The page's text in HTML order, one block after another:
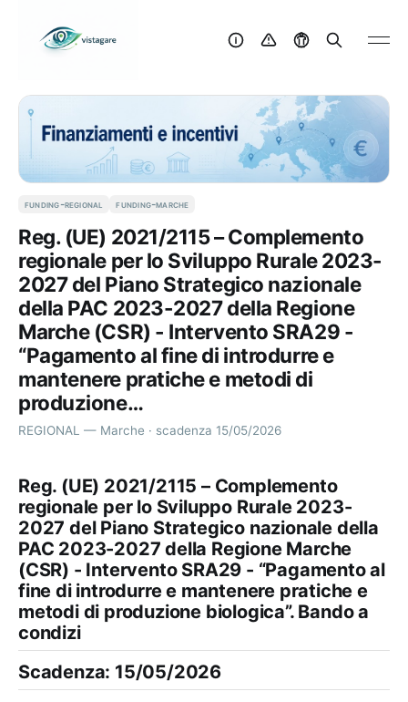
funding-regional funding-marche
Reg. (UE) 2021/2115 – Complemento
regionale per lo Sviluppo Rurale 2023-
2027 del Piano Strategico nazionale
della PAC 2023-2027 della Regione
Marche (CSR) - Intervento SRA29 -
“Pagamento al fine di introdurre e
mantenere pratiche e metodi di
produzione…
REGIONAL — Marche · scadenza 15/05/2026
Reg. (UE) 2021/2115 – Complemento
regionale per lo Sviluppo Rurale 2023-
2027 del Piano Strategico nazionale della
PAC 2023-2027 della Regione Marche
(CSR) - Intervento SRA29 - “Pagamento al
fine di introdurre e mantenere pratiche e
metodi di produzione biologica”. Bando a
condizi
Scadenza: 15/05/2026